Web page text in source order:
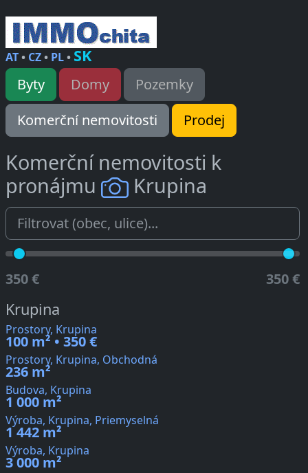
AT• CZ• PL• SK
Byty Domy
Pozemky
Komerční nemovitosti
Prodej
Komerční nemovitosti k
pronájmu
Krupina
350 € 350 €
Krupina
Prostory, Krupina
100 m² • 350 €
Prostory, Krupina, Obchodná
236 m²
Budova, Krupina
1 000 m²
Výroba, Krupina, Priemyselná
1 442 m²
Výroba, Krupina
3 000 m²